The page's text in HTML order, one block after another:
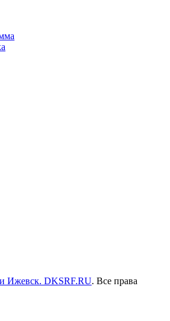
Ижевск. DKSRF.RU. Все права